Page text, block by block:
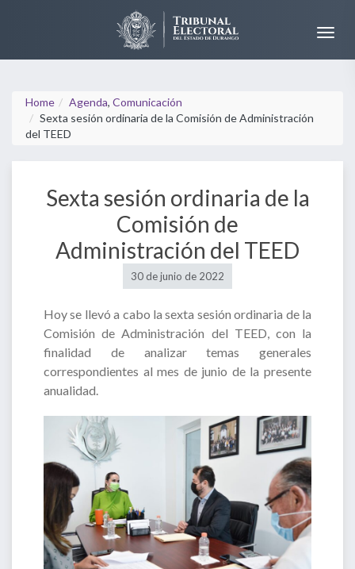
Home Agenda, Comunicación
Sexta sesión ordinaria de la Comisión de Administración
del TEED
Sexta sesión ordinaria de la
Comisión de
Administración del TEED
30 de junio de 2022
Hoy se llevó a cabo la sexta sesión ordinaria de la
Comisión de Administración del TEED, con la
finalidad de analizar temas generales
correspondientes al mes de junio de la presente
anualidad.